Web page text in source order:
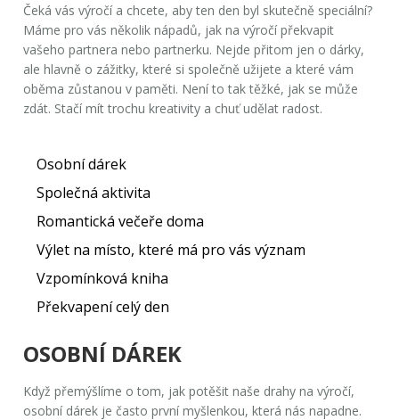
Čeká vás výročí a chcete, aby ten den byl skutečně speciální?
Máme pro vás několik nápadů, jak na výročí překvapit
vašeho partnera nebo partnerku. Nejde přitom jen o dárky,
ale hlavně o zážitky, které si společně užijete a které vám
oběma zůstanou v paměti. Není to tak těžké, jak se může
zdát. Stačí mít trochu kreativity a chuť udělat radost.
Osobní dárek
Společná aktivita
Romantická večeře doma
Výlet na místo, které má pro vás význam
Vzpomínková kniha
Překvapení celý den
OSOBNÍ DÁREK
Když přemýšlíme o tom, jak potěšit naše drahy na výročí,
osobní dárek je často první myšlenkou, která nás napadne.